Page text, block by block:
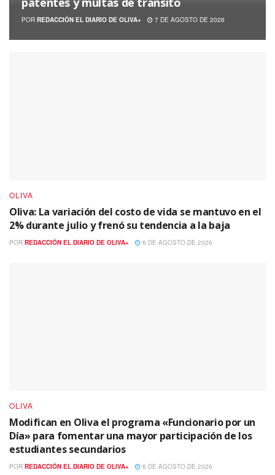
POR REDACCIÓN EL DIARIO DE OLIVA+ 7 DE AGOSTO DE 2026
OLIVA
Oliva: La variación del costo de vida se mantuvo en el
2% durante julio y frenó su tendencia a la baja
POR REDACCIÓN EL DIARIO DE OLIVA+ 6 DE AGOSTO DE 2026
OLIVA
Modifican en Oliva el programa «Funcionario por un
Día» para fomentar una mayor participación de los
estudiantes secundarios
POR REDACCIÓN EL DIARIO DE OLIVA+ 6 DE AGOSTO DE 2026